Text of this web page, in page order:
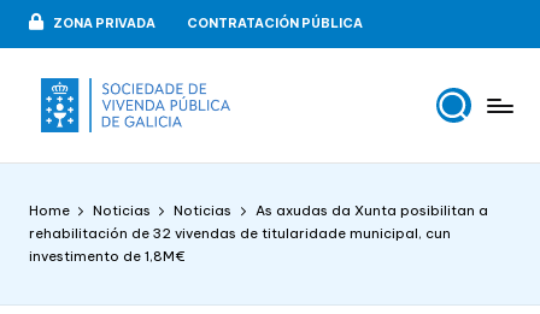
Skip
content
ZONA PRIVADA CONTRATACIÓN PÚBLICA
v
e
Home Noticias Noticias
As axudas da Xunta posibilitan a
rehabilitación de 32 vivendas de titularidade municipal, cun
investimento de 1,8M€